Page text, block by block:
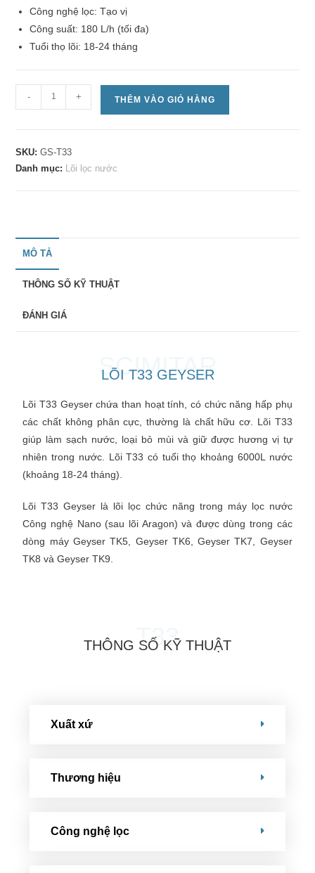
Công nghệ lọc: Tạo vị
Công suất: 180 L/h (tối đa)
Tuổi thọ lõi: 18-24 tháng
- + THÊM VÀO GIỎ HÀNG
SKU:GS-T33
Danh mục:
Lõi lọc nước
MÔ TẢ
THÔNG SỐ KỸ THUẬT
ĐÁNH GIÁ
SCIMITAR
LÕI T33 GEYSER
Lõi T33 Geyserchứa than hoạt tính, có chức năng hấp phụ
các chất không phân cực, thường là chất hữu cơ. Lõi T33
giúp làm sạch nước, loại bỏ mùi và giữ được hương vị tự
nhiên trong nước. Lõi T33 có tuổi thọ khoảng 6000L nước
(khoảng 18-24 tháng).
Lõi T33 Geyser là lõi lọc chức năng trong máy lọc nước
Công nghệ Nano(sau lõi Aragon) và được dùng trong các
dòng máy Geyser TK5, Geyser TK6, Geyser TK7, Geyser
TK8 và Geyser TK9.
T33
THÔNG SỐ KỸ THUẬT
Xuất xứ
Thương hiệu
Công nghệ lọc